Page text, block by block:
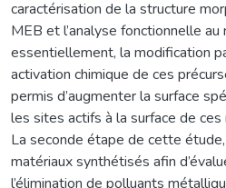
caractérisation de la structure
MEB et l’analyse fonctionnelle
essentiellement, la modification
activation chimique de ces
permis d’augmenter la surface
les sites actifs à la surface de ces
La seconde étape de cette
matériaux synthétisés afin
l’élimination de polluants